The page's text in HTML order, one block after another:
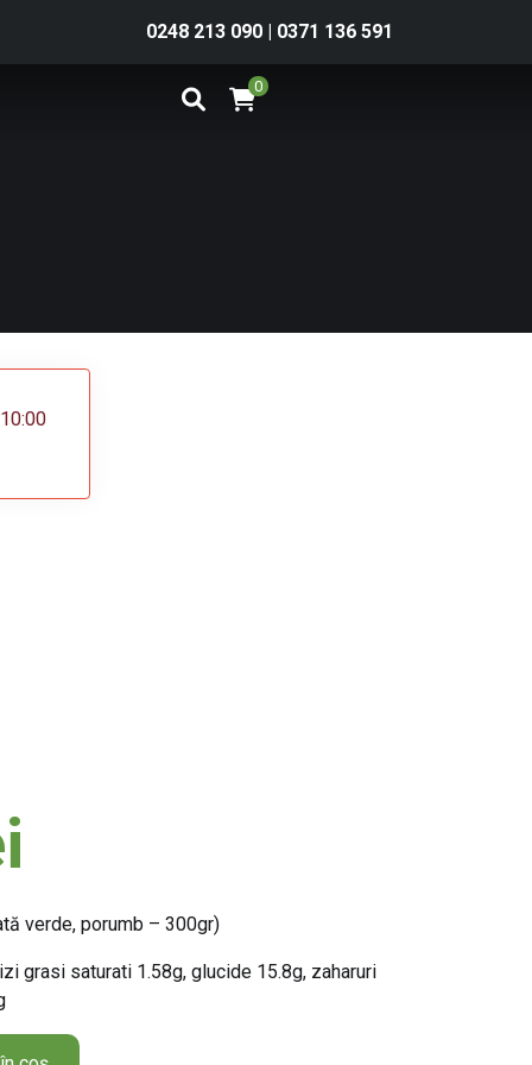
0248 213 090 | 0371 136 591
0
verde, porumb – 300gr)
grasi saturati 1.58g, glucide 15.8g, zaharuri